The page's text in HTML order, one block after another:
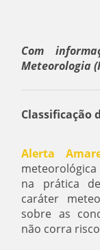
Com
Meteorologia
Classificação
Alerta
na prática
caráter
sobre as
não corra